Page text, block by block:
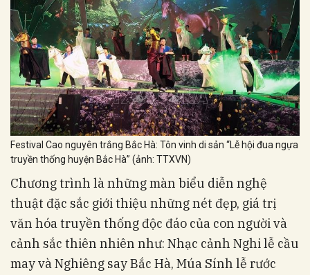
Festival Cao nguyên trắng Bắc Hà: Tôn vinh di sản “Lễ hội đua ngựa
truyền thống huyện Bắc Hà” (ảnh: TTXVN)
Chương trình là những màn biểu diễn nghệ
thuật đặc sắc giới thiệu những nét đẹp, giá trị
văn hóa truyền thống độc đáo của con người và
cảnh sắc thiên nhiên như: Nhạc cảnh Nghi lễ cầu
may và Nghiêng say Bắc Hà, Múa Sính lễ rước